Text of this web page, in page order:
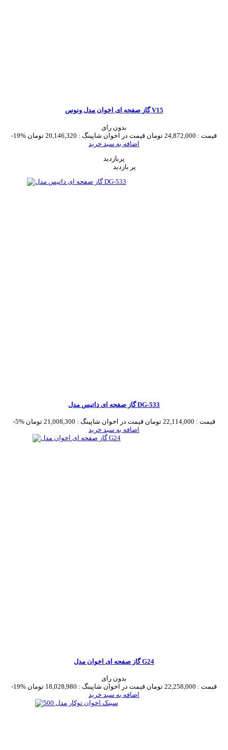
گاز صفحه ای اخوان مدل ونوس V15
بدون رای
-19%
قیمت : 24,872,000 تومان قیمت در اخوان شاپینگ : 20,146,320 تومان
اضافه به سبد خرید
پربازدید
پر بازدید
گاز صفحه ای داتیس مدل DG-533
-5% قیمت : 22,114,000 تومان قیمت در اخوان شاپینگ : 21,008,300 تومان
اضافه به سبد خرید
گاز صفحه ای اخوان مدل G24
بدون رای
-19%
قیمت : 22,258,000 تومان قیمت در اخوان شاپینگ : 18,028,980 تومان
اضافه به سبد خرید